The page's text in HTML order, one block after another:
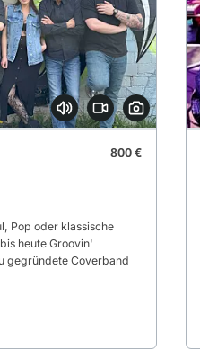
800 €
Pop oder klassische
heute Groovin'
gegründete Coverband